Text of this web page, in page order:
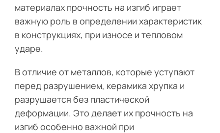
материалах прочность на изгиб играет
важную роль в определении характеристик
в конструкциях, при износе и тепловом
ударе.
В отличие от металлов, которые уступают
перед разрушением, керамика хрупка и
разрушается без пластической
деформации. Это делает их прочность на
изгиб особенно важной при